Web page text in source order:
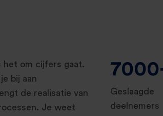
het om cijfers gaat.
bij aan
de realisatie van
Je weet
Geslaagde
deelnemers